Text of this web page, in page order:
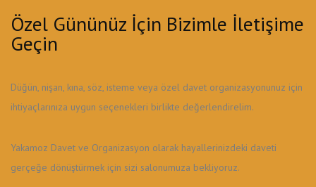
Özel Gününüz İçin Bizimle İletişime
Geçin
Düğün, nişan, kına, söz, isteme veya özel davet organizasyonunuz için
ihtiyaçlarınıza uygun seçenekleri birlikte değerlendirelim.
Yakamoz Davet ve Organizasyon olarak hayallerinizdeki daveti
gerçeğe dönüştürmek için sizi salonumuza bekliyoruz.